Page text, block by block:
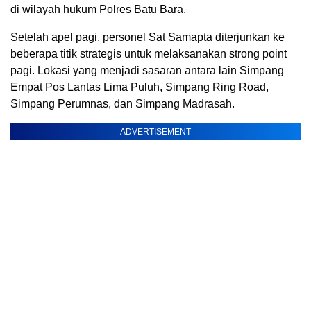
di wilayah hukum Polres Batu Bara.
Setelah apel pagi, personel Sat Samapta diterjunkan ke
beberapa titik strategis untuk melaksanakan strong point
pagi. Lokasi yang menjadi sasaran antara lain Simpang
Empat Pos Lantas Lima Puluh, Simpang Ring Road,
Simpang Perumnas, dan Simpang Madrasah.
ADVERTISEMENT